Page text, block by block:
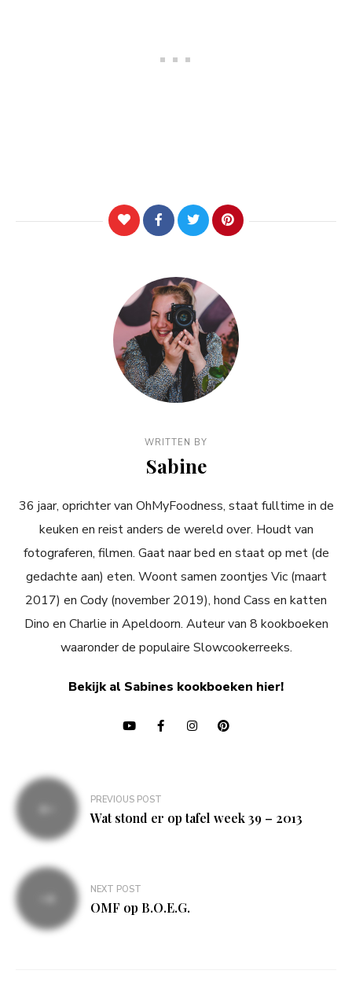
WRITTEN BY
Sabine
36 jaar, oprichter van OhMyFoodness, staat fulltime in de
keuken en reist anders de wereld over. Houdt van
fotograferen, filmen. Gaat naar bed en staat op met (de
gedachte aan) eten. Woont samen zoontjes Vic (maart
2017) en Cody (november 2019), hond Cass en katten
Dino en Charlie in Apeldoorn. Auteur van 8 kookboeken
waaronder de populaire Slowcookerreeks.
Bekijk al Sabines kookboeken hier!
Bericht
navigatie
PREVIOUS POST
Wat stond er op tafel week 39 – 2013
NEXT POST
OMF op B.O.E.G.